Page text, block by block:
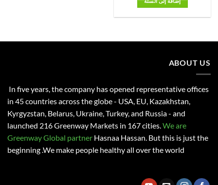
ABOUT US
In five years, the company has opened representative offices
in 45 countries across the globe - USA, EU, Kazakhstan,
Kyrgyzstan, Belarus, Ukraine, Turkey, and Russia - and
launched 216 Greenway Markets in 167 cities.We are
Greenway Global partner Hasnaa Hassan. But this is just the
beginning .We make people healthy all over the world